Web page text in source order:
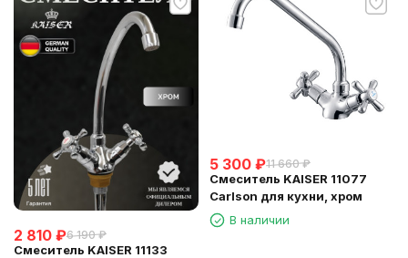
2 810 ₽6 190 ₽
Смеситель KAISER 11133
5 300 ₽11 660 ₽
Смеситель KAISER 11077
Carlson для кухни, хром
В наличии